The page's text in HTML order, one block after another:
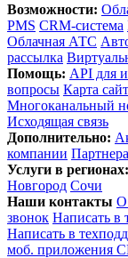
Возможности:
PMS CRM-система
Облачная АТС
рассылка
Помощь: API для
вопросы Карта
Многоканальный
Исходящая связь
Дополнительно:
компании
Услуги в регионах:
Новгород Сочи
Наши контакты О
звонок Написать в
Написать в
моб. приложения